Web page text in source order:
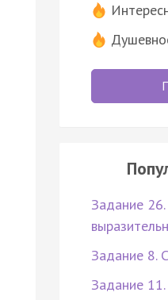
Задание
Задание 8.
Задание